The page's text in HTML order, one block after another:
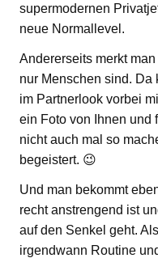
supermodernen
neue Normallevel.
Andererseits merkt
nur Menschen sind.
im Partnerlook vorbei
ein Foto von Ihnen und
nicht auch mal so
begeistert. 😉
Und man bekommt
recht anstrengend ist
auf den Senkel geht.
irgendwann Routine